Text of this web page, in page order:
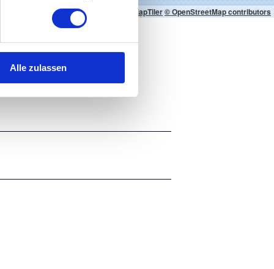
Alle zulassen
© MapTiler© OpenStreetMap contributors